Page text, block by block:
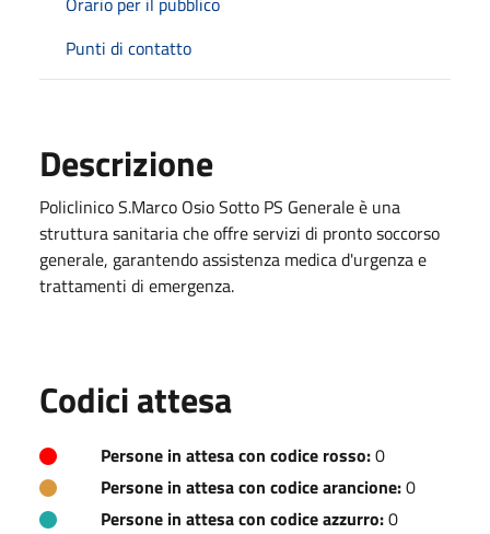
Punti di contatto
Descrizione
Policlinico S.Marco Osio Sotto PS Generale è una
struttura sanitaria che offre servizi di pronto soccorso
generale, garantendo assistenza medica d'urgenza e
trattamenti di emergenza.
Codici attesa
Persone in attesa con codice rosso:0
Persone in attesa con codice arancione:0
Persone in attesa con codice azzurro:0